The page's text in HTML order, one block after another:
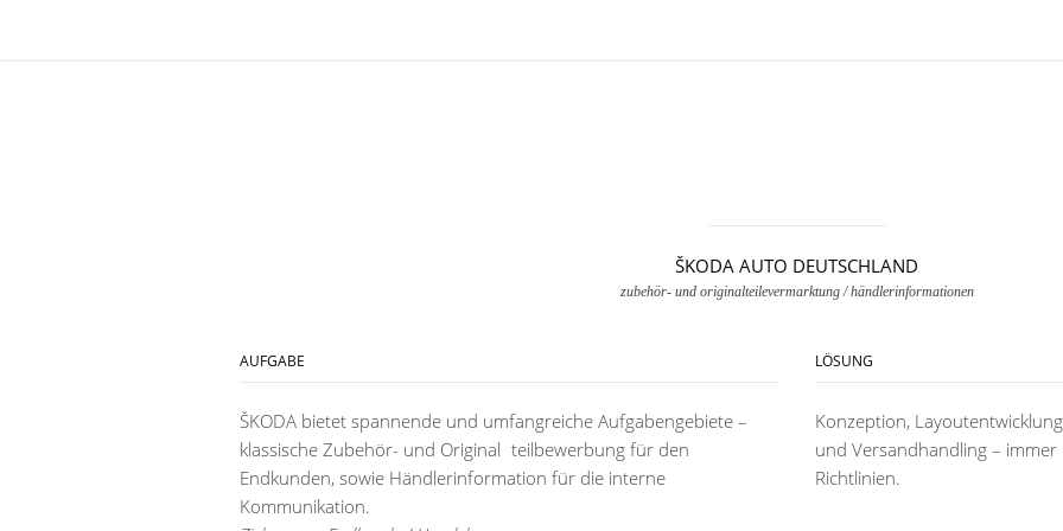
ŠKODA AUTO DEUTSCHLAND
zubehör- und originalteilevermarktung / händlerinformationen
AUFGABE
ŠKODA bietet spannende und umfangreiche Aufgabengebiete –
klassische Zubehör- und Original teilbewerbung für den
Endkunden, sowie Händlerinformation für die interne
Kommunikation.
LÖSUNG
Konzeption,
und Versandhandling – immer
Richtlinien.